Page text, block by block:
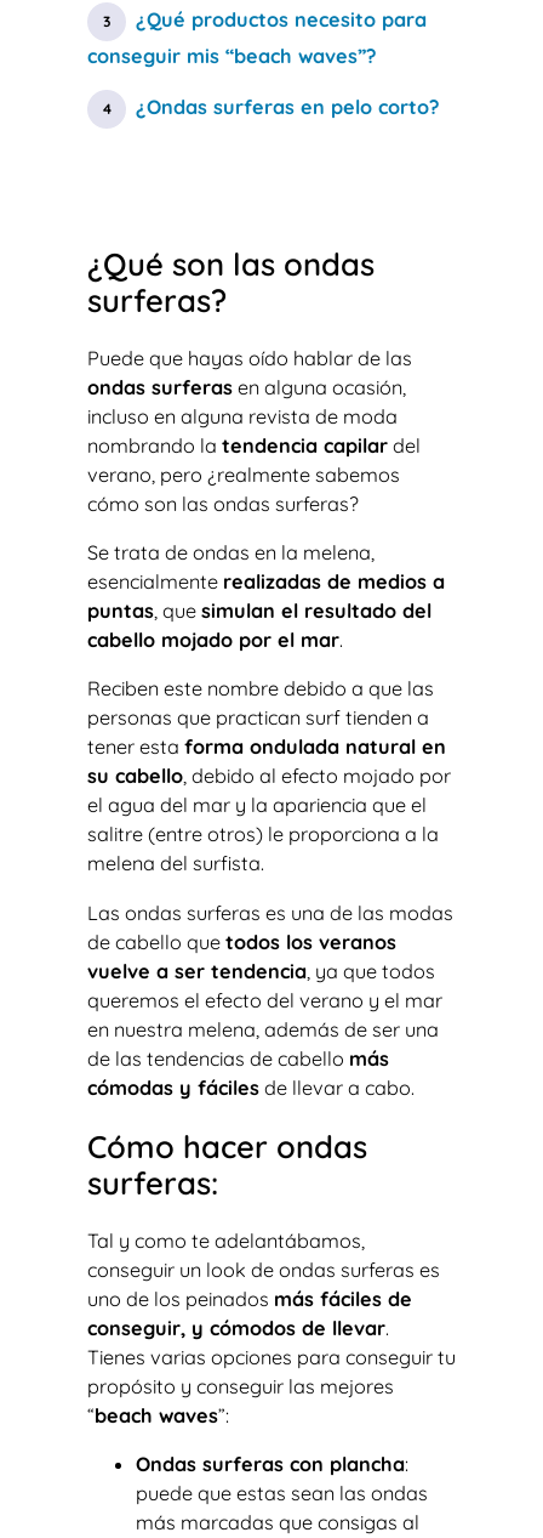
¿Qué productos necesito para
conseguir mis “beach waves”?
¿Ondas surferas en pelo corto?
¿Qué son las ondas
surferas?
Puede que hayas oído hablar de las
ondas surferas en alguna ocasión,
incluso en alguna revista de moda
nombrando la tendencia capilar del
verano, pero ¿realmente sabemos
cómo son las ondas surferas?
Se trata de ondas en la melena,
esencialmente realizadas de medios a
puntas, que simulan el resultado del
cabello mojado por el mar.
Reciben este nombre debido a que las
personas que practican surf tienden a
tener esta forma ondulada natural en
su cabello, debido al efecto mojado por
el agua del mar y la apariencia que el
salitre (entre otros) le proporciona a la
melena del surfista.
Las ondas surferas es una de las modas
de cabello que todos los veranos
vuelve a ser tendencia , ya que todos
queremos el efecto del verano y el mar
en nuestra melena, además de ser una
de las tendencias de cabello más
cómodas y fáciles de llevar a cabo.
Cómo hacer ondas
surferas:
Tal y como te adelantábamos,
conseguir un look de ondas surferas es
uno de los peinados más fáciles de
conseguir, y cómodos de llevar.
Tienes varias opciones para conseguir tu
propósito y conseguir las mejores
“beach waves”:
Ondas surferas con plancha:
puede que estas sean las ondas
más marcadas que consigas al